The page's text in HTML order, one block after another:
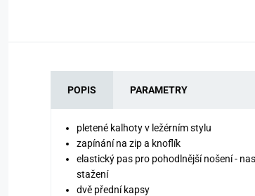
POPIS PARAMETRY
pletené kalhoty v ležérním stylu
zapínání na zip a knoflík
elastický pas pro pohodlnější nošení -
stažení
dvě přední kapsy